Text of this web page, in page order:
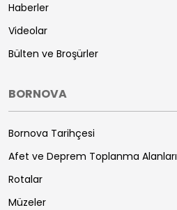
Haberler
Videolar
Bülten ve Broşürler
BORNOVA
Bornova Tarihçesi
Afet ve Deprem Toplanma Alanları
Rotalar
Müzeler